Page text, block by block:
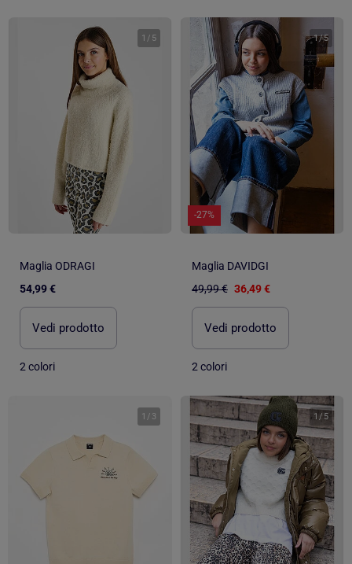
1 / 5
Maglia ODRAGI
54,99 €
Vedi prodotto
2 colori
1/5
-27%
Maglia DAVIDGI
49,99 € 36,49 €
Vedi prodotto
2 colori
1 / 3 1 / 5